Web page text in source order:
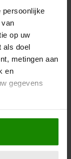
persoonlijke
op uw
als doel
metingen aan
en
gegevens
kan zijn